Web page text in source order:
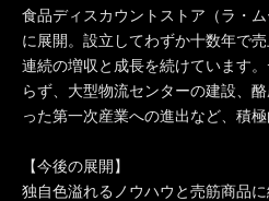
食品ディスカウントストア（ラ・
に展開。設立してわずか十数年で
連続の増収と成長を続けています
らず、大型物流センターの建設、
った第一次産業への進出など、積
【今後の展開】
独自色溢れるノウハウと売筋商品